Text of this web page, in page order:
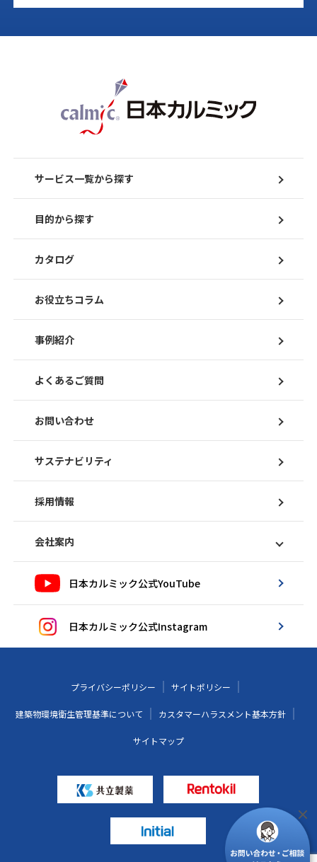
サービス一覧から探す
目的から探す
カタログ
お役立ちコラム
事例紹介
よくあるご質問
お問い合わせ
サステナビリティ
採用情報
会社案内
日本カルミック公式YouTube
日本カルミック公式Instagram
プライバシーポリシー サイトポリシー
建築物環境衛生管理基準について カスタマーハラスメント基本方針
サイトマップ